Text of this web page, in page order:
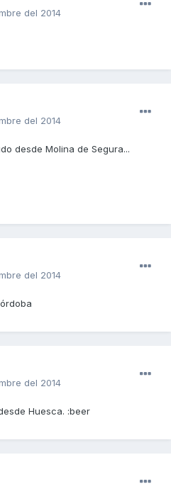
del 2014
del 2014
desde Molina de Segura...
del 2014
del 2014
Huesca. :beer